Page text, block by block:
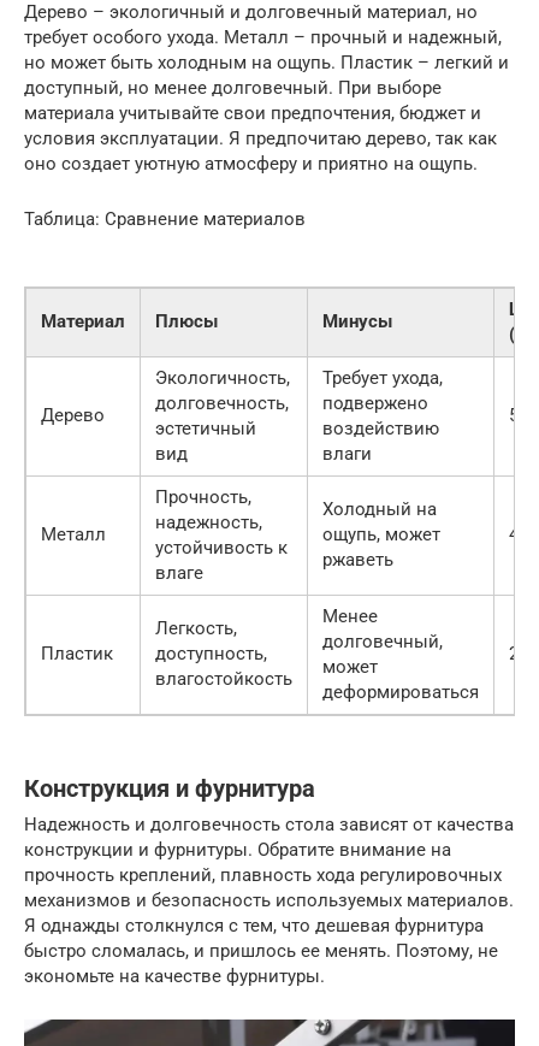
Дерево – экологичный и долговечный материал, но
требует особого ухода. Металл – прочный и надежный,
но может быть холодным на ощупь. Пластик – легкий и
доступный, но менее долговечный. При выборе
материала учитывайте свои предпочтения, бюджет и
условия эксплуатации. Я предпочитаю дерево, так как
оно создает уютную атмосферу и приятно на ощупь.
Таблица: Сравнение материалов
Материал Плюсы Минусы
Дерево
Экологичность,
долговечность,
эстетичный
вид
Требует ухода,
подвержено
воздействию
влаги
Металл
Прочность,
надежность,
устойчивость к
влаге
Холодный на
ощупь, может
ржаветь
Пластик
Легкость,
доступность,
влагостойкость
Менее
долговечный,
может
деформироваться
Конструкция и фурнитура
Надежность и долговечность стола зависят от качества
конструкции и фурнитуры. Обратите внимание на
прочность креплений, плавность хода регулировочных
механизмов и безопасность используемых материалов.
Я однажды столкнулся с тем, что дешевая фурнитура
быстро сломалась, и пришлось ее менять. Поэтому, не
экономьте на качестве фурнитуры.